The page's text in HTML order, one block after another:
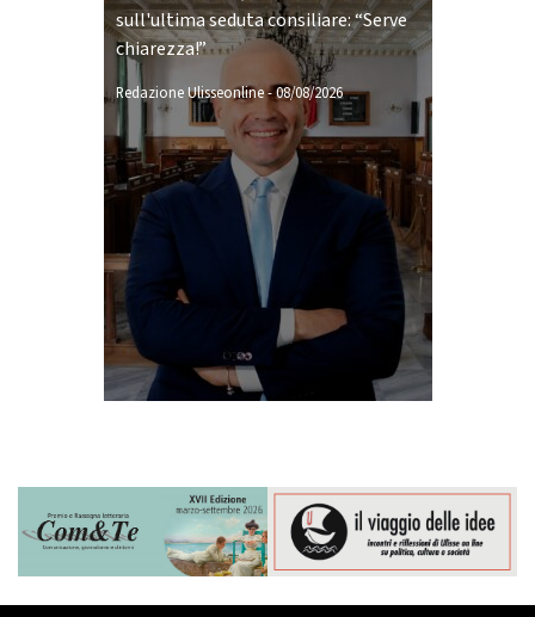
sull'ultima seduta consiliare: “Serve
chiarezza!”
Redazione Ulisseonline-08/08/2026